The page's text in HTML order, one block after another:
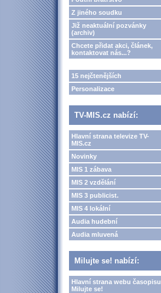
Z jiného soudku
Již neaktuální pozvánky
(archiv)
Chcete přidat akci, článek,
kontaktovat nás...?
15 nejčtenějších
Personalizace
TV-MIS.cz nabízí:
Hlavní strana televize TV-
MIS.cz
Novinky
MIS 1 zábava
MIS 2 vzdělání
MIS 3 publicist.
MIS 4 lokální
Audia hudební
Audia mluvená
Milujte se! nabízí:
Hlavní strana webu časopisu
Milujte se!